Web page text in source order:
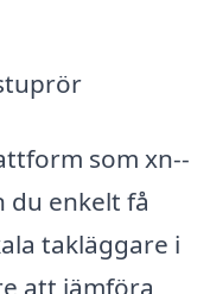
som xn--
du enkelt få
takläggare i